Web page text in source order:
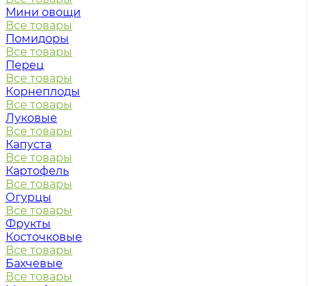
Мини овощи
Все товары
Помидоры
Все товары
Перец
Все товары
Корнеплоды
Все товары
Луковые
Все товары
Капуста
Все товары
Картофель
Все товары
Огурцы
Все товары
Фрукты
Косточковые
Все товары
Бахчевые
Все товары